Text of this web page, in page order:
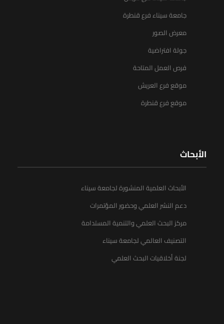
جامعة سيناء فرع قنطرة
معرض الصور
جولة افتراضية
فرص العمل المتاحة
موقع فرع العريش
موقع فرع قنطرة
الأبحاث
الأبحاث العلمية المنشورة لجامعة سيناء
دعم النشر العلمي وحضور المؤتمرات
مركز البحث العلمي والتنمية المستدامة
التصنيف العالمي لجامعة سيناء
لجنة أخلاقيات البحث العلمي